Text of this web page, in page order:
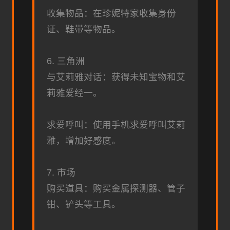
收集物品：在珍妮特家收集身份
证、鞋带等物品。
6. 三角洲
与艾莉雅对话：获得未知宝物和艾
莉雅爱经一。
求爱呼叫：使用手机求爱呼叫艾莉
雅，增加好感度。
7. 市场
购买道具：购买金属探测器、管子
钳、铲头等工具。